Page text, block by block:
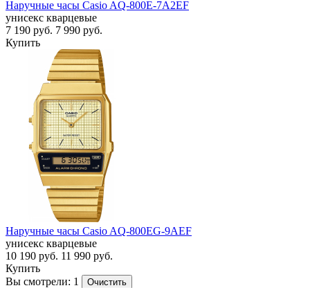
Наручные часы Casio AQ-800E-7A2EF
унисекс кварцевые
7 190 руб. 7 990 руб.
Купить
Наручные часы Casio AQ-800EG-9AEF
унисекс кварцевые
10 190 руб. 11 990 руб.
Купить
Вы смотрели: 1
Очистить